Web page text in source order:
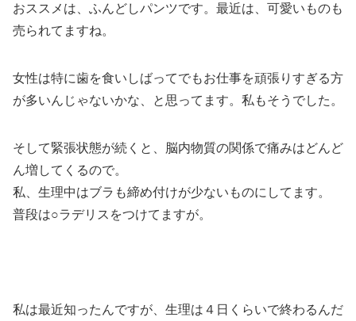
おススメは、ふんどしパンツです。最近は、可愛いものも
売られてますね。
女性は特に歯を食いしばってでもお仕事を頑張りすぎる方
が多いんじゃないかな、と思ってます。私もそうでした。
そして緊張状態が続くと、脳内物質の関係で痛みはどんど
ん増してくるので。
私、生理中はブラも締め付けが少ないものにしてます。
普段は○ラデリスをつけてますが。
私は最近知ったんですが、生理は４日くらいで終わるんだ